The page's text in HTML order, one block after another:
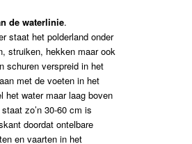
de waterlinie.
staat het polderland onder
struiken, hekken maar ook
schuren verspreid in het
met de voeten in het
het water maar laag boven
zo’n 30-60 cm is
doordat ontelbare
en vaarten in het